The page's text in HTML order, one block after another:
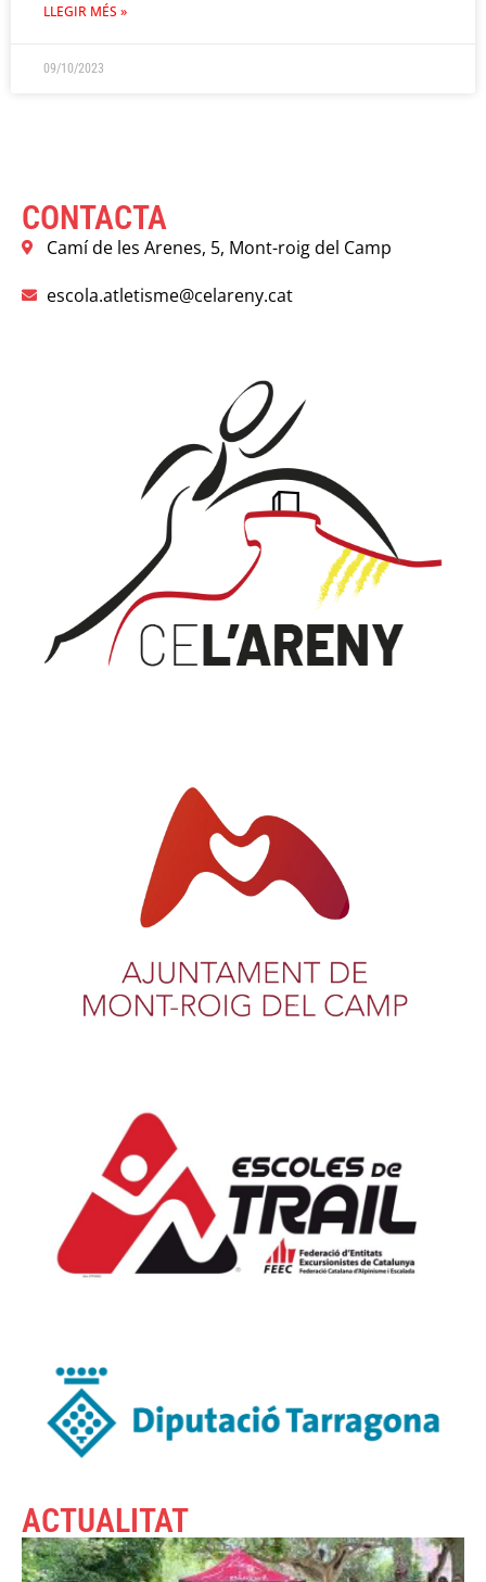
LLEGIR MÉS »
09/10/2023
CONTACTA
Camí de les Arenes, 5, Mont-roig del Camp
escola.atletisme@celareny.cat
ACTUALITAT